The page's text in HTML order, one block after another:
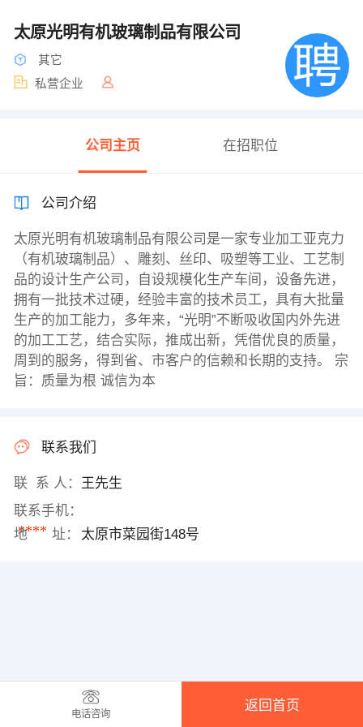
太原光明有机玻璃制品有限公司
其它
私营企业
公司主页 在招职位
公司介绍
太原光明有机玻璃制品有限公司是一家专业加工亚克力
（有机玻璃制品）、雕刻、丝印、吸塑等工业、工艺制
品的设计生产公司，自设规模化生产车间，设备先进，
拥有一批技术过硬，经验丰富的技术员工，具有大批量
生产的加工能力，多年来，“光明”不断吸收国内外先进
的加工工艺，结合实际，推成出新，凭借优良的质量，
周到的服务，得到省、市客户的信赖和长期的支持。 宗
旨：质量为根 诚信为本
联系我们
联 系 人： 王先生
联系手机：
****
地 址： 太原市菜园街148号
电话咨询
返回首页